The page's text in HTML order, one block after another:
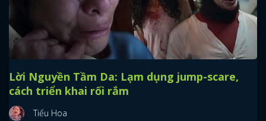
Lời Nguyền Tầm Da: Lạm dụng jump-scare,
cách triển khai rối rắm
Tiểu Hoa